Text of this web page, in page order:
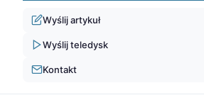
Wyślij artykuł
Wyślij teledysk
Kontakt